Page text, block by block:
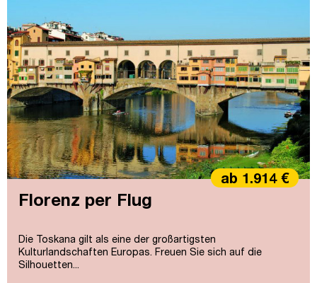
Florenz per Flug
Die Toskana gilt als eine der großartigsten
Kulturlandschaften Europas. Freuen Sie sich auf die
Silhouetten...
ab 1.914 €